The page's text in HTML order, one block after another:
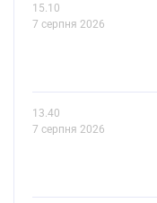
15.10
7 серпня 2026
13.40
7 серпня 2026